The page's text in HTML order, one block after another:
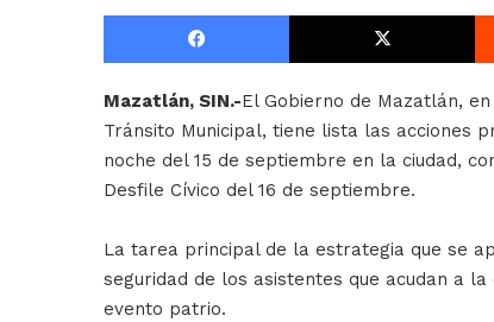
Facebook X
Mazatlán, SIN.-El Gobierno de Mazatlán,
Tránsito Municipal, tiene lista las acciones
noche del 15 de septiembre en la ciudad,
Desfile Cívico del 16 de septiembre.
La tarea principal de la estrategia que se
seguridad de los asistentes que acudan a
evento patrio.